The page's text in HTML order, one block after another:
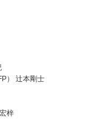
） 辻本剛士
梓